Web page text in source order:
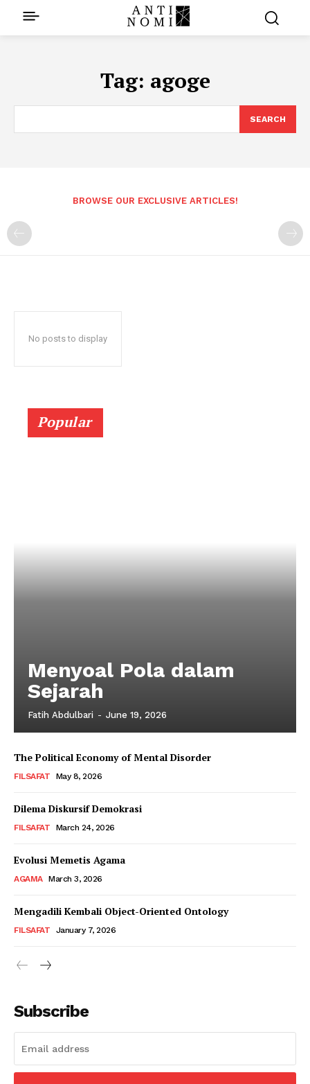
Tag: agoge
SEARCH
BROWSE OUR EXCLUSIVE ARTICLES!
No posts to display
Popular
Menyoal Pola dalam
Sejarah
Fatih Abdulbari - June 19, 2026
The Political Economy of Mental Disorder
FILSAFAT May 8, 2026
Dilema Diskursif Demokrasi
FILSAFAT March 24, 2026
Evolusi Memetis Agama
AGAMA March 3, 2026
Mengadili Kembali Object-Oriented Ontology
FILSAFAT January 7, 2026
Subscribe